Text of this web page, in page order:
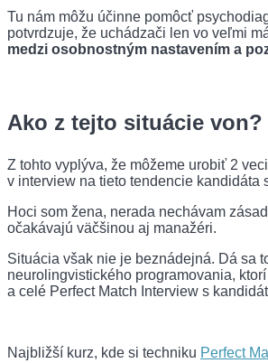
Tu nám môžu účinne pomôcť
potvrdzuje, že uchádzači len vo veľmi
medzi osobnostným nastavením a
Ako z tejto situácie von?
Z tohto vyplýva, že môžeme urobiť 2
v interview na tieto tendencie kandidáta
Hoci som žena, nerada nechávam
očakávajú väčšinou aj manažéri.
Situácia však nie je beznádejná. Dá sa
neurolingvistického programovania,
a celé Perfect Match Interview s
Najbližší kurz, kde si techniku Perfect